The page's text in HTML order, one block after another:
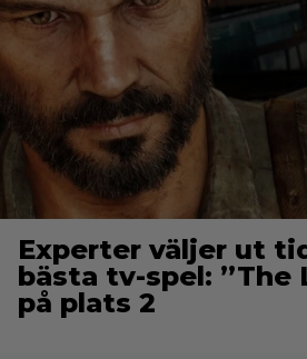
Experter väljer ut
bästa tv-spel: ”The
på plats 2